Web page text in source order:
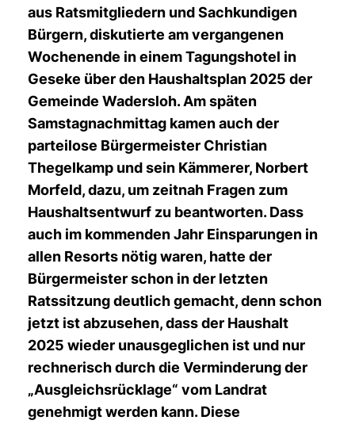
aus Ratsmitgliedern und Sachkundigen
Bürgern, diskutierte am vergangenen
Wochenende in einem Tagungshotel in
Geseke über den Haushaltsplan 2025 der
Gemeinde Wadersloh. Am späten
Samstagnachmittag kamen auch der
parteilose Bürgermeister Christian
Thegelkamp und sein Kämmerer, Norbert
Morfeld, dazu, um zeitnah Fragen zum
Haushaltsentwurf zu beantworten. Dass
auch im kommenden Jahr Einsparungen in
allen Resorts nötig waren, hatte der
Bürgermeister schon in der letzten
Ratssitzung deutlich gemacht, denn schon
jetzt ist abzusehen, dass der Haushalt
2025 wieder unausgeglichen ist und nur
rechnerisch durch die Verminderung der
Ausgleichsrücklage“ vom Landrat
genehmigt werden kann. Diese